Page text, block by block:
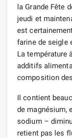
la Grande Fête
jeudi et
est
farine de seigle
La température
additifs
composition
Il contient
de magnésium,
sodium –
retient pas les